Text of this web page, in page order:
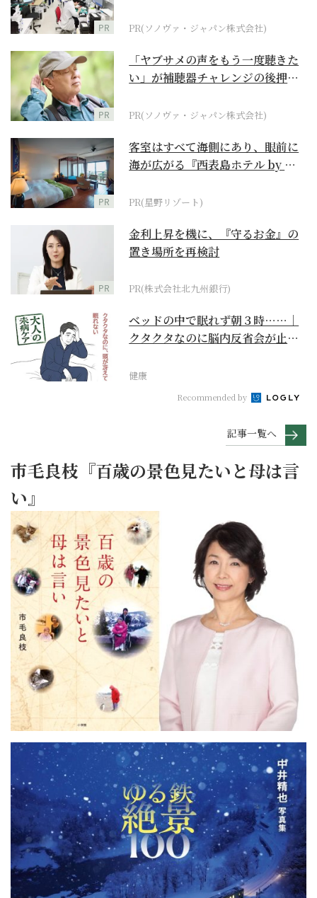
PR PR(ソノヴァ・ジャパン株式会社)
PR
「ヤブサメの声をもう一度聴きた
い」が補聴器チャレンジの後押し
PR(ソノヴァ・ジャパン株式会社)
PR
客室はすべて海側にあり、眼前に
海が広がる『西表島ホテル by 星
PR(星野リゾート)
PR
金利上昇を機に、『守るお金』の
置き場所を再検討
PR(株式会社北九州銀行)
ベッドの中で眠れず朝３時……｜
クタクタなのに脳内反省会が止ま
健康
Recommended by
記事一覧へ
市毛良枝『百歳の景色見たいと母は言
い』